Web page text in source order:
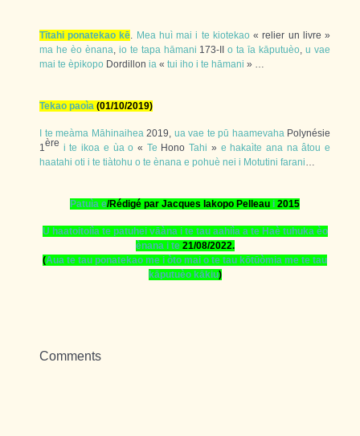
Tītahi ponatekao kē. Mea huì mai i te kiotekao« relier un livre »
ma he èo ènana, io te tapa hāmani 173-IIo ta īa kāputuèo,u vae
mai te èpikopo Dordillon ia « tui iho i te hāmani » …
Tekao paoìa (01/10/2019)
te meàma Māhinaihea2019, ua vae te pū haamevahaPolynésie
1ère i te ikoa e ùa o « Te HonoTahi » e hakaìte ana na âtou e
haatahi oti i te tiàtohu o te ènana e pohuè nei i Motutini farani…
Patuìa e/Rédigé par Jacques Iakopo Pelleau i 2015
U haatoitoiìa te patuhei vāàna i te tau aahiìa a te Haè tuhuka èo
ènana i te21/08/2022.
(Aua te tau ponatekao me i òto mai o te tau kōtūòmia me te tau
kāputuèo kākiu)
Comments